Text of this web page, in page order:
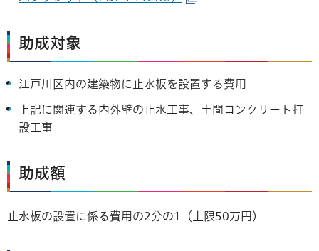
助成対象
江戸川区内の建築物に止水板を設置する費用
上記に関連する内外壁の止水工事、土間コンクリート打
設工事
助成額
止水板の設置に係る費用の2分の1（上限50万円）